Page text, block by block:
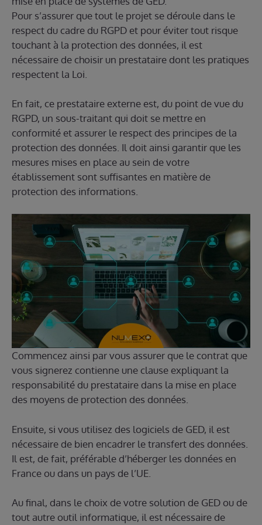
Pour s’assurer que tout le projet se déroule dans le
respect du cadre du RGPD et pour éviter tout risque
touchant à la protection des données, il est
nécessaire de choisir un prestataire dont les pratiques
respectent la Loi.
En fait, ce prestataire externe est, du point de vue du
RGPD, un sous-traitant qui doit se mettre en
conformité et assurer le respect des principes de la
protection des données. Il doit ainsi garantir que les
mesures mises en place au sein de votre
établissement sont suffisantes en matière de
protection des informations.
Commencez ainsi par vous assurer que le contrat que
vous signerez contienne une clause expliquant la
responsabilité du prestataire dans la mise en place
des moyens de protection des données.
Ensuite, si vous utilisez des logiciels de GED, il est
nécessaire de bien encadrer le transfert des données.
Il est, de fait, préférable d’héberger les données en
France ou dans un pays de l’UE.
Au final, dans le choix de votre solution de GED ou de
tout autre outil informatique, il est nécessaire de